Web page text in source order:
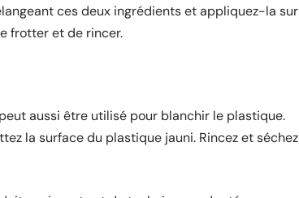
ces deux ingrédients et appliquez-la sur
frotter et de rincer.
aussi être utilisé pour blanchir le plastique.
la surface du plastique jauni. Rincez et séchez